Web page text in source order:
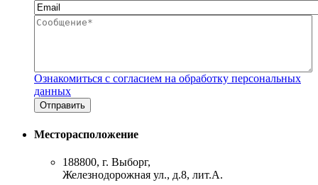
Email
Сообщение
Ознакомиться с согласием на обработку персональных
данных
Месторасположение
188800, г. Выборг,
Железнодорожная ул., д.8, лит.А.